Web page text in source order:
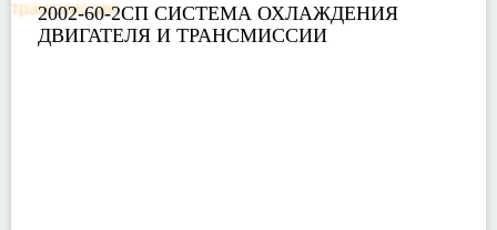
2002-60-2СП СИСТЕМА ОХЛАЖДЕНИЯ
ДВИГАТЕЛЯ И ТРАНСМИССИИ